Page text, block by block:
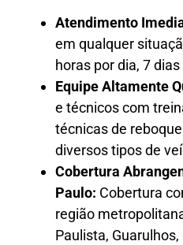
Atendimento
em qualquer
horas por dia, 7
Equipe Altamente
e técnicos com
técnicas de
diversos tipos de
Cobertura
Paulo: Cobertura
região
Paulista,